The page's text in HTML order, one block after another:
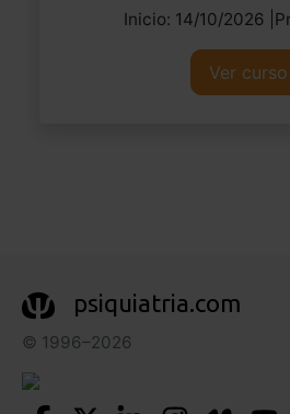
Inicio: 14/10/2026
Ver curso
psiquiatria.com
© 1996–2026